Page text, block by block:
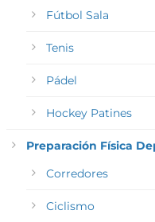
Fútbol Sala
Tenis
Pádel
Hockey Patines
Preparación Física
Corredores
Ciclismo